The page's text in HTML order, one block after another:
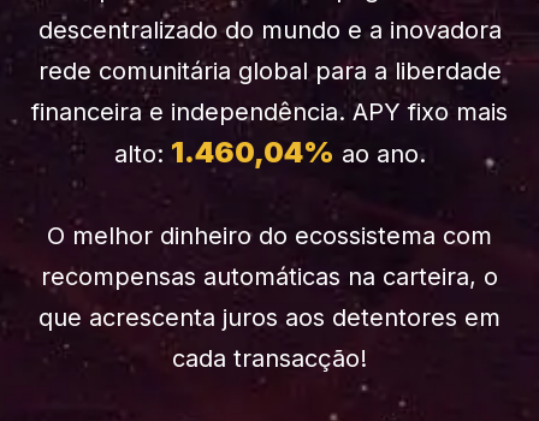
descentralizado do mundo e a inovadora
rede comunitária global para a liberdade
financeira e independência. APY fixo mais
alto: 1.460,04% ao ano.
O melhor dinheiro do ecossistema com
recompensas automáticas na carteira, o
que acrescenta juros aos detentores em
cada transacção!